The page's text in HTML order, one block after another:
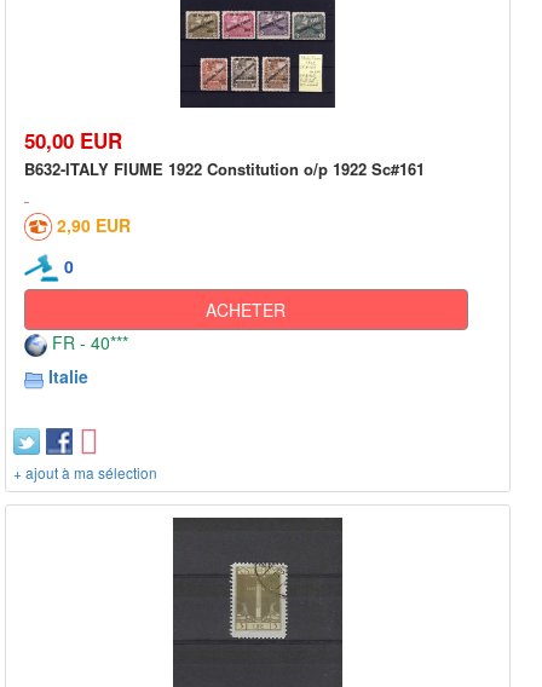
50,00 EUR
B632-ITALY FIUME 1922 Constitution o/p 1922 Sc#161
2,90 EUR
0
ACHETER
FR - 40***
Italie
+ ajout à ma sélection